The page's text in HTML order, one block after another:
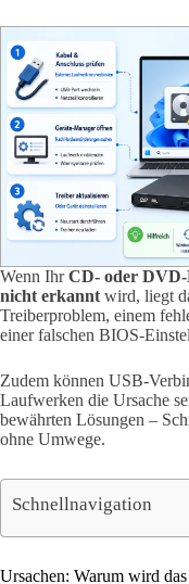
Wenn IhrCD- oder
nicht erkannt wird, liegt
Treiberproblem, einem
einer falschen BIOS-
Zudem können USB-
Laufwerken die Ursache
bewährten Lösungen –
ohne Umwege.
Schnellnavigation
Ursachen: Warum wird